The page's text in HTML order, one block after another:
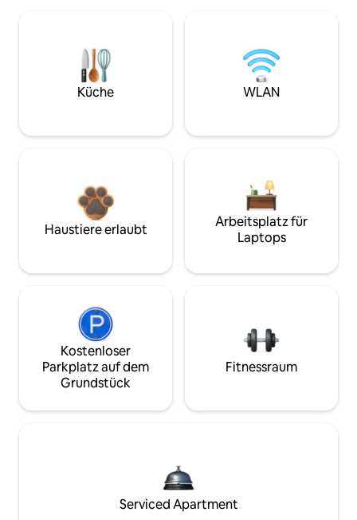
Küche WLAN
Haustiere erlaubt
Arbeitsplatz für
Laptops
Kostenloser
Parkplatz auf dem
Grundstück
Fitnessraum
Serviced Apartment